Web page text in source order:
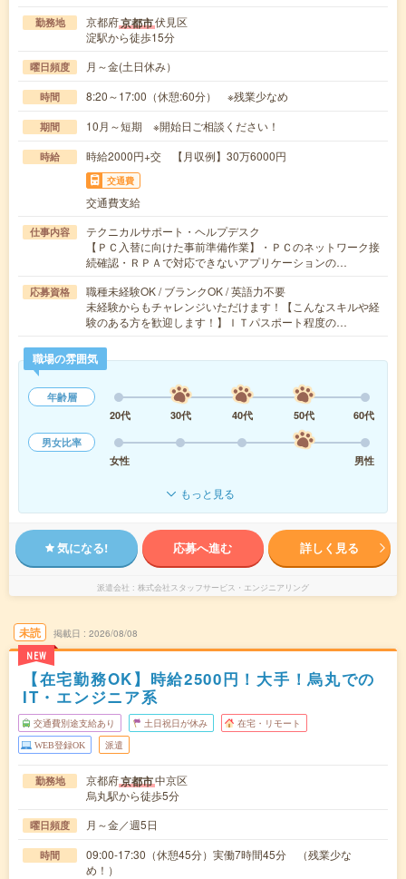
勤務地 京都府京都市伏見区
淀駅から徒歩15分
曜日頻度 月～金(土日休み）
時間 8:20～17:00（休憩:60分） ※残業少なめ
期間 10月～短期 ※開始日ご相談ください！
時給 時給2000円+交 【月収例】30万6000円
交通費
交通費支給
仕事内容
テクニカルサポート・ヘルプデスク
【ＰＣ入替に向けた事前準備作業】・ＰＣのネットワーク接
続確認・ＲＰＡで対応できないアプリケーションの…
応募資格
職種未経験OK / ブランクOK / 英語力不要
未経験からもチャレンジいただけます！【こんなスキルや経
験のある方を歓迎します！】ＩＴパスポート程度の…
職場の雰囲気
年齢層
20代
30代 40代 50代
60代
男女比率
女性
男性
もっと見る
気になる! 応募へ進む 詳しく見る
派遣会社 株式会社スタッフサービス・エンジニアリング
未読
NEW
掲載日 2026/08/08
【在宅勤務OK】時給2500円！大手！烏丸での
IT・エンジニア系
交通費別途支給あり 土日祝日が休み 在宅・リモート
WEB登録OK 派遣
勤務地 京都府京都市中京区
烏丸駅から徒歩5分
曜日頻度 月～金／週5日
時間
09:00-17:30（休憩45分）実働7時間45分 （残業少な
め！）